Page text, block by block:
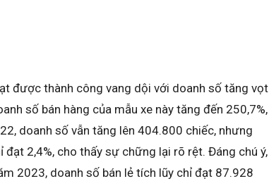
được thành công vang dội với doanh số tăng vọt
số bán hàng của mẫu xe này tăng đến 250,7%,
doanh số vẫn tăng lên 404.800 chiếc, nhưng
2,4%, cho thấy sự chững lại rõ rệt. Đáng chú ý,
2023, doanh số bán lẻ tích lũy chỉ đạt 87.928